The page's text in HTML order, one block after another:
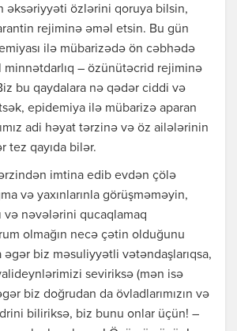
əksəriyyəti özlərini qoruya bilsin,
rejiminə əməl etsin. Bu gün
ilə mübarizədə ön cəbhədə
minnətdarlıq – özünütəcrid rejiminə
bu qaydalara nə qədər ciddi və
epidemiya ilə mübarizə aparan
adi həyat tərzinə və öz ailələrinin
tez qayıda bilər.
imtina edib evdən çölə
və yaxınlarınla görüşməməyin,
və nəvələrini qucaqlamaq
olmağın necə çətin olduğunu
əgər biz məsuliyyətli vətəndaşlarıqsa,
seviriksə (mən isə
biz doğrudan da övladlarımızın və
biliriksə, biz bunu onlar üçün! –